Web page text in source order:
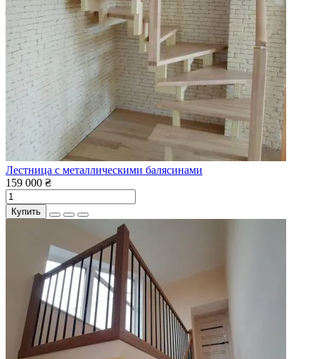
Лестница с металлическими балясинами
159 000 ₴
Купить